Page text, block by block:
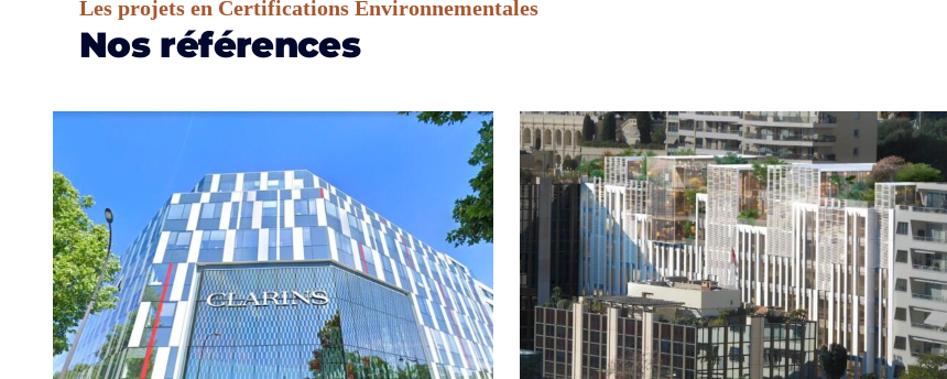
Les projets en Certifications Environnementales
Nos références